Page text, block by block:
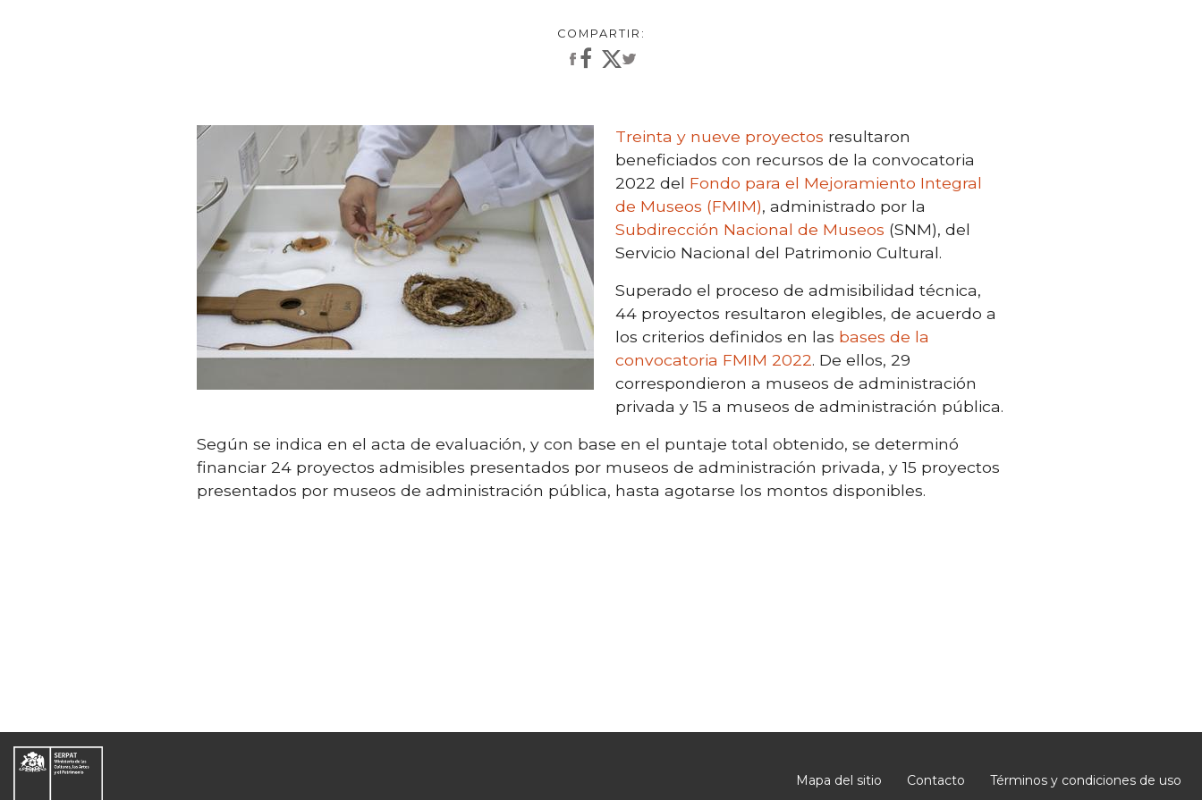
Treinta y nueve proyectos resultaron
beneficiados con recursos de la convocatoria
2022 del Fondo para el Mejoramiento Integral
de Museos (FMIM), administrado por la
Subdirección Nacional de Museos (SNM), del
Servicio Nacional del Patrimonio Cultural.
Superado el proceso de admisibilidad técnica,
44 proyectos resultaron elegibles, de acuerdo a
los criterios definidos en las bases de la
convocatoria FMIM 2022. De ellos, 29
correspondieron a museos de administración
privada y 15 a museos de administración pública.
Según se indica en el acta de evaluación, y con base en el puntaje total obtenido, se determinó
financiar 24 proyectos admisibles presentados por museos de administración privada, y 15 proyectos
presentados por museos de administración pública, hasta agotarse los montos disponibles.
Mapa del sitio Contacto Términos y condiciones de uso